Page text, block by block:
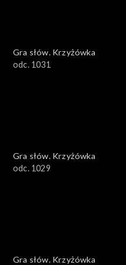
Gra słów. Krzyżówka
odc. 1031
Gra słów. Krzyżówka
odc. 1029
Gra słów. Krzyżówka